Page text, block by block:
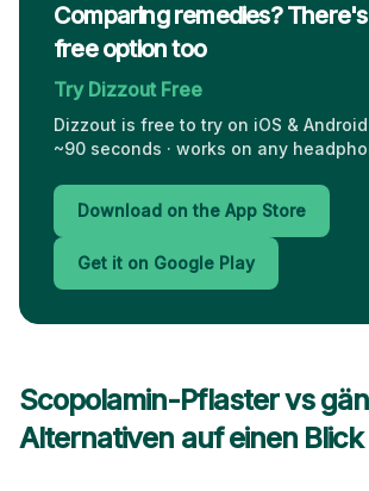
Comparing remedies?
free option too
Try Dizzout Free
Dizzout is free to try on iOS & Android
~90 seconds · works on any
Download on the App Store
Get it on Google Play
Scopolamin-Pflaster vs
Alternativen auf einen Blick